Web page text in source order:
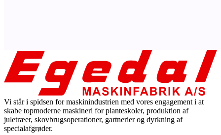
Vi står i spidsen for maskinindustrien med vores engagement i at
skabe topmoderne maskineri for planteskoler, produktion af
juletræer, skovbrugsoperationer, gartnerier og dyrkning af
specialafgrøder.